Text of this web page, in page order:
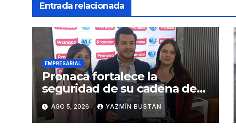
Entrada relacionada
EMPRESARIAL
Pronaca fortalece la
seguridad de su cadena de
suministro con certificación
BASC en dos plantas
AGO 5, 2026 YAZMÍN BUSTÁN